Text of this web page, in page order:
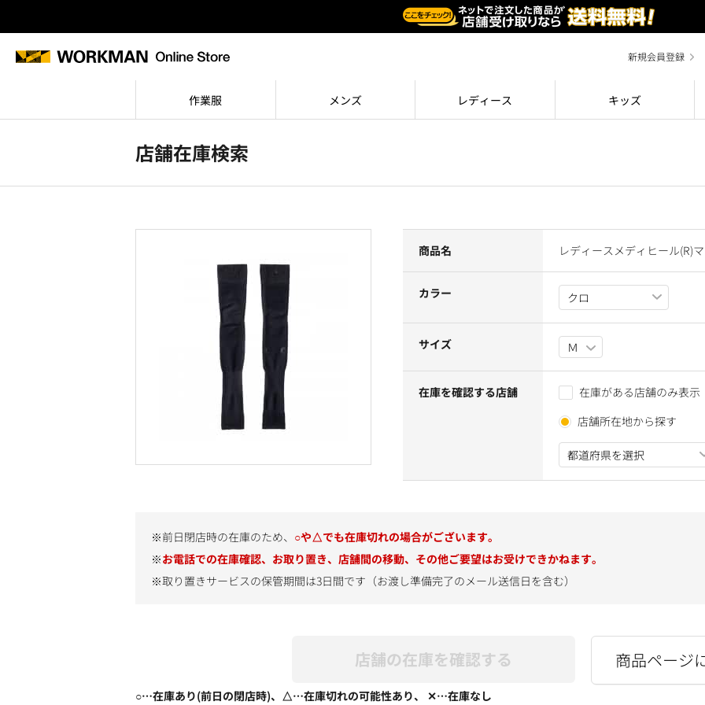
新規会員登録
作業服 メンズ レディース キッズ
店舗在庫検索
商品名 レディースメディヒール(R)
カラー
サイズ
在庫を確認する店舗
在庫がある店舗のみ表示
店舗所在地から探す
※前日閉店時の在庫のため、 ○や△でも在庫切れの場合がございます。
※お電話での在庫確認、お取り置き、店舗間の移動、その他ご要望はお受けできかねます。
※取り置きサービスの保管期間は3日間です（お渡し準備完了のメール送信日を含む）
店舗の在庫を確認する 商品ページ
○…在庫あり(前日の閉店時)、△…在庫切れの可能性あり、 ✕…在庫なし